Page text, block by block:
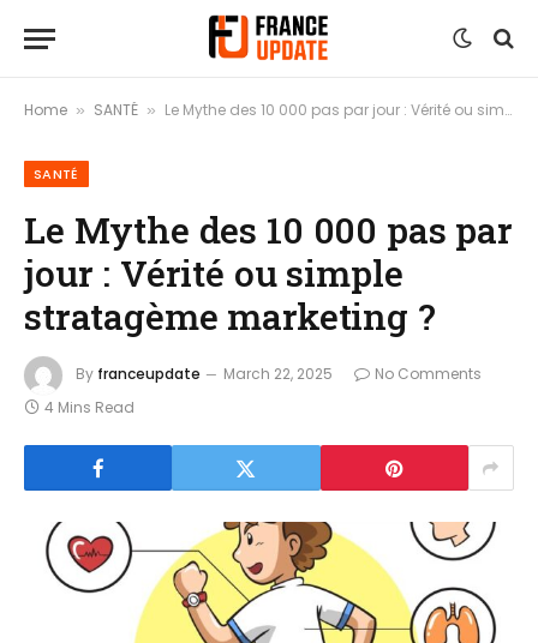
Home » SANTÉ » Le Mythe des 10 000 pas par jour : Vérité ou simple stratagème marketing ?
SANTÉ
Le Mythe des 10 000 pas par
jour : Vérité ou simple
stratagème marketing ?
By franceupdate March 22, 2025
No Comments
4 Mins Read